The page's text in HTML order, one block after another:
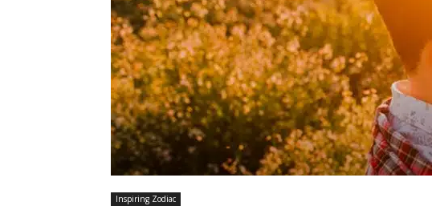
Inspiring Zodiac